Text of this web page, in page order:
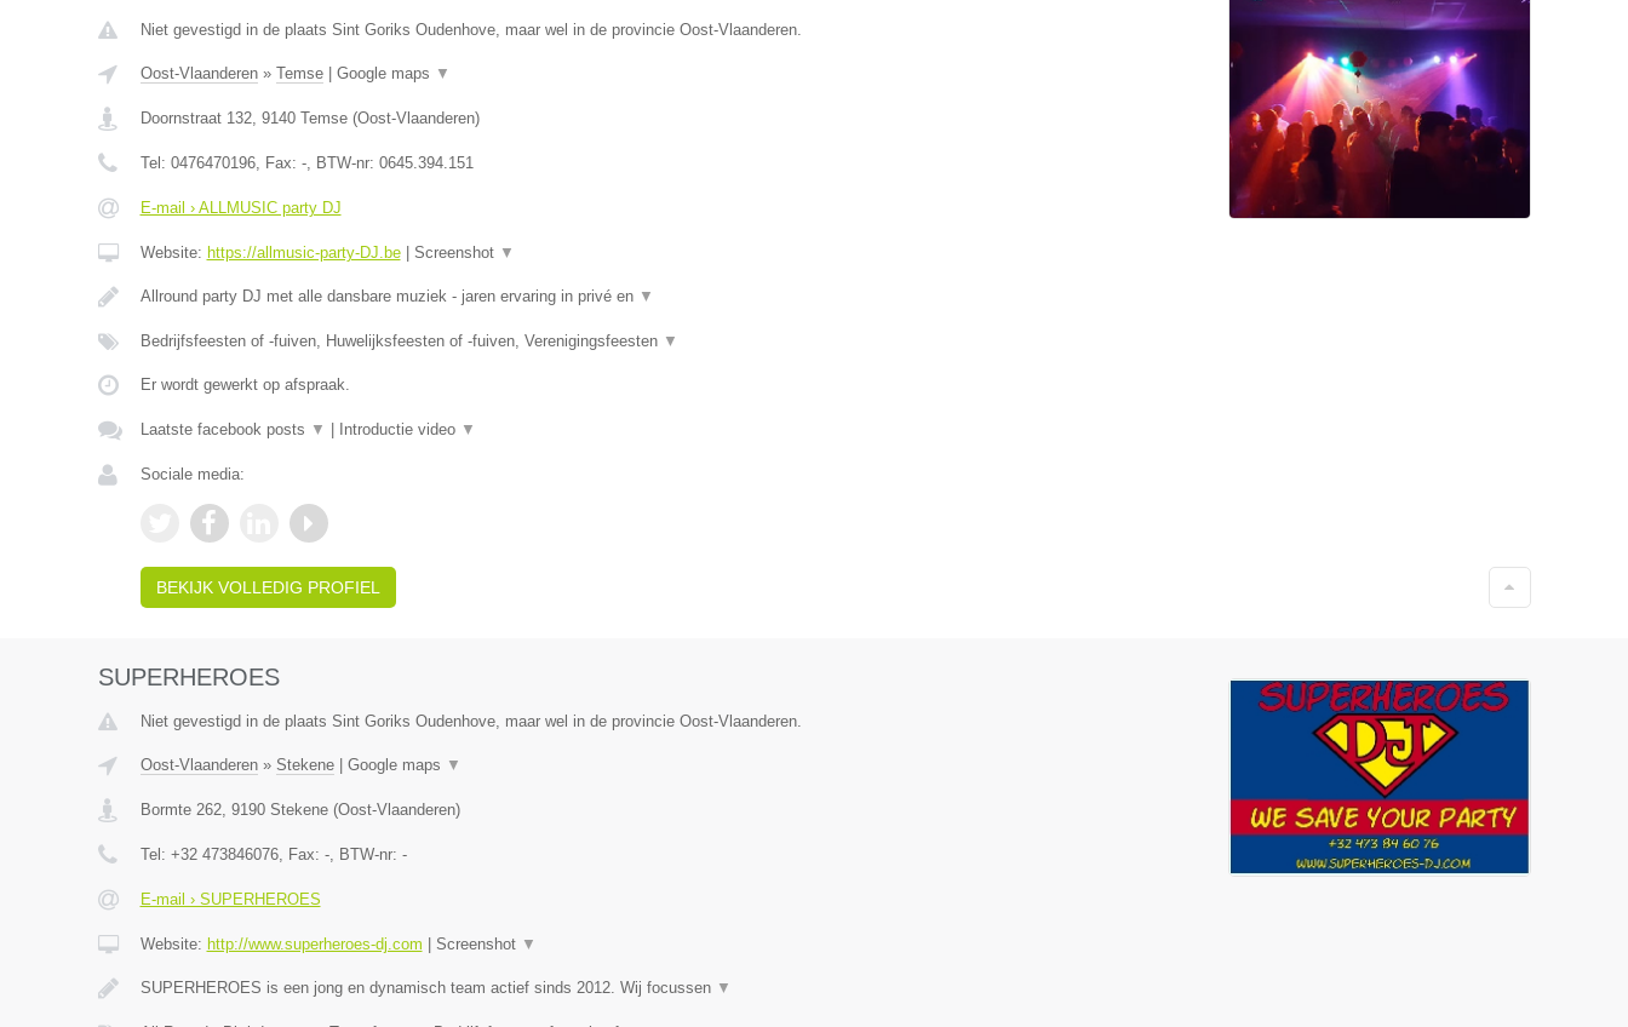
Niet gevestigd in de plaats Sint Goriks Oudenhove, maar wel in de provincie Oost-Vlaanderen.
Oost-Vlaanderen» Temse| Google maps ▼
Doornstraat 132, 9140 Temse(Oost-Vlaanderen)
Tel: 0476470196, Fax: -, BTW-nr: 0645.394.151
E-mail › ALLMUSIC party DJ
Website: https://allmusic-party-DJ.be| Screenshot ▼
Allround party DJ met alle dansbare muziek - jaren ervaring in privé en ▼
Bedrijfsfeesten of -fuiven, Huwelijksfeesten of -fuiven, Verenigingsfeesten ▼
Er wordt gewerkt op afspraak.
Laatste facebook posts ▼ Introductie video ▼
Sociale media:
BEKIJK VOLLEDIG PROFIEL
SUPERHEROES
Niet gevestigd in de plaats Sint Goriks Oudenhove, maar wel in de provincie Oost-Vlaanderen.
Oost-Vlaanderen» Stekene| Google maps ▼
Bormte 262, 9190 Stekene(Oost-Vlaanderen)
Tel: +32 473846076, Fax: -, BTW-nr: -
E-mail › SUPERHEROES
Website: http://www.superheroes-dj.com Screenshot ▼
SUPERHEROES is een jong en dynamisch team actief sinds 2012. Wij focussen ▼